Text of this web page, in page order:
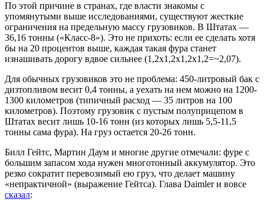
По этой причине в странах, где власти знакомы с
упомянутыми выше исследованиями, существуют жесткие
ограничения на предельную массу грузовиков. В Штатах —
36,16 тонны («Класс-8»). Это не прихоть: если ее сделать хотя
бы на 20 процентов выше, каждая такая фура станет
изнашивать дорогу вдвое сильнее (1,2х1,2х1,2х1,2=~2,07).
Для обычных грузовиков это не проблема: 450-литровый бак с
дизтопливом весит 0,4 тонны, а уехать на нем можно на 1200-
1300 километров (типичный расход — 35 литров на 100
километров). Поэтому грузовик с пустым полуприцепом в
Штатах весит лишь 10-16 тонн (из которых лишь 5,5-11,5
тонны сама фура). На груз остается 20-26 тонн.
Билл Гейтс, Мартин Даум и многие другие отмечали: фуре с
большим запасом хода нужен многотонный аккумулятор. Это
резко сократит перевозимый ею груз, что делает машину
«непрактичной» (выражение Гейтса). Глава Daimler и вовсе
сказал: